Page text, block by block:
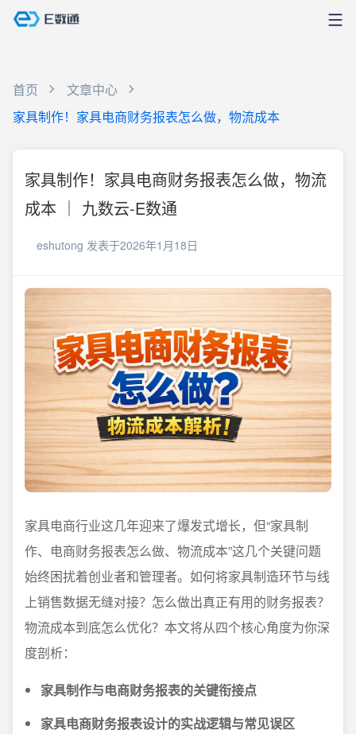
首页
文章中心
家具制作！家具电商财务报表怎么做，物流成本
家具制作！家具电商财务报表怎么做，物流
成本 ｜ 九数云-E数通
eshutong 发表于2026年1月18日
家具电商行业这几年迎来了爆发式增长，但“家具制
作、电商财务报表怎么做、物流成本”这几个关键问题
始终困扰着创业者和管理者。如何将家具制造环节与线
上销售数据无缝对接？怎么做出真正有用的财务报表？
物流成本到底怎么优化？本文将从四个核心角度为你深
度剖析：
家具制作与电商财务报表的关键衔接点
家具电商财务报表设计的实战逻辑与常见误区